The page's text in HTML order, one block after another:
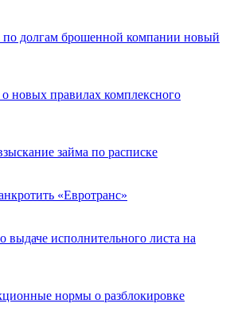
по долгам брошенной компании новый
новых правилах комплексного
займа по расписке
«Евротранс»
выдаче исполнительного листа на
нормы о разблокировке